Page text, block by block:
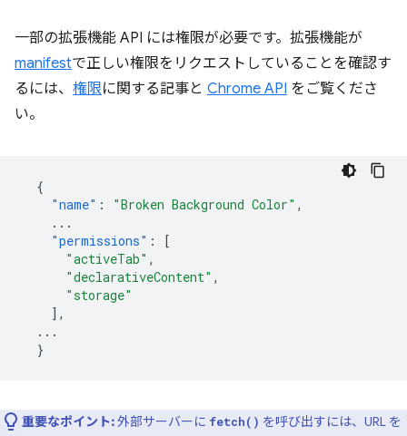
一部の拡張機能 API には権限が必要です。拡張機能が
manifestで正しい権限をリクエストしていることを確認す
るには、 権限に関する記事と Chrome API をご覧くださ
い。
{
"name" : "Broken Background Color" ,
...
"permissions" :
[
"activeTab" ,
"declarativeContent" ,
"storage"
],
...
}
重要なポイント:外部サーバーに fetch() を呼び出すには、URL を